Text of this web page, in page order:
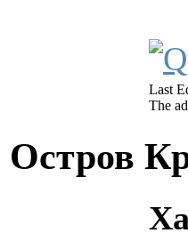
Last
The
Остров